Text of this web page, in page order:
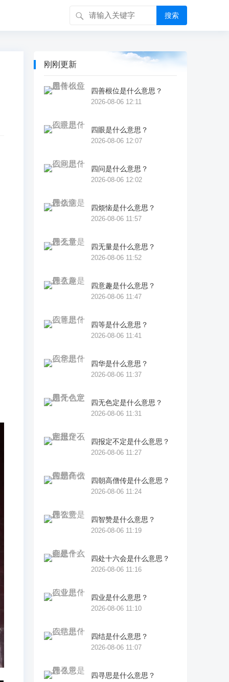
搜索
刚刚更新
四善根位是什么意思？
2026-08-06 12:11
四眼是什么意思？
2026-08-06 12:07
四问是什么意思？
2026-08-06 12:02
四烦恼是什么意思？
2026-08-06 11:57
四无量是什么意思？
2026-08-06 11:52
四意趣是什么意思？
2026-08-06 11:47
四等是什么意思？
2026-08-06 11:41
四华是什么意思？
2026-08-06 11:37
四无色定是什么意思？
2026-08-06 11:31
四报定不定是什么意思？
2026-08-06 11:27
四朝高僧传是什么意思？
2026-08-06 11:24
四智赞是什么意思？
2026-08-06 11:19
四处十六会是什么意思？
2026-08-06 11:16
四业是什么意思？
2026-08-06 11:10
四结是什么意思？
2026-08-06 11:07
四寻思是什么意思？